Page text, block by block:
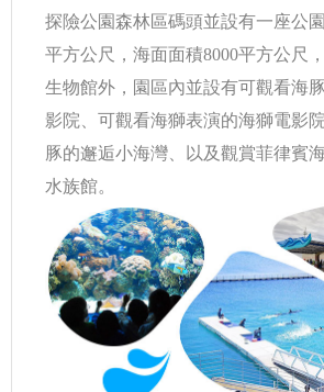
探險公園森林區碼頭並設有一座公
平方公尺，海面面積8000平方公尺
生物館外，園區內並設有可觀看海
影院、可觀看海獅表演的海獅電影
豚的邂逅小海灣、以及觀賞菲律賓
水族館。